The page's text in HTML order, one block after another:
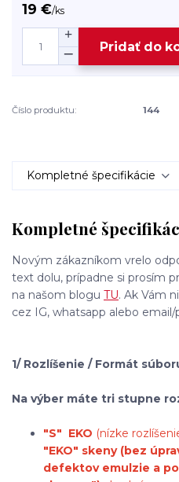
19 €/ks
Pridať do
Číslo produktu: 144
Kompletné špecifikácie
Kompletné
Novým zákazníkom vrelo
text dolu, prípadne si prosím
na našom blogu TU. Ak Vám
cez IG, whatsapp alebo
1/ Rozlíšenie / Formát
Na výber máte tri stupne
"S" EKO (nízke
"EKO" skeny (bez
defektov emulzie a